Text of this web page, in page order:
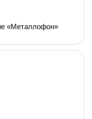
«Металлофон»